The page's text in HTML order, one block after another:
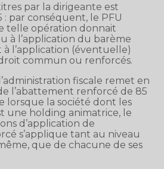
par la dirigeante est
: par conséquent, le PFU
telle opération donnait
à l’application du barème
à l’application (éventuelle)
commun ou renforcés.
fiscale remet en
l’abattement renforcé de 85
lorsque la société dont les
une holding animatrice, le
d’application de
s’applique tant au niveau
que de chacune de ses